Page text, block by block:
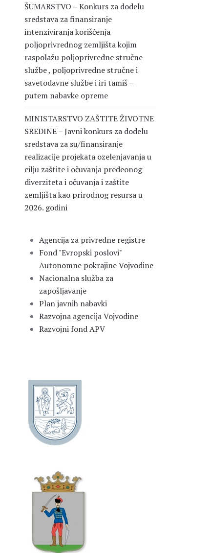
ŠUMARSTVO – Konkurs za dodelu
sredstava za finansiranje
intenziviranja korišćenja
poljoprivrednog zemljišta kojim
raspolažu poljoprivredne stručne
službe , poljoprivredne stručne i
savetodavne službe i iri tamiš ‒
putem nabavke opreme
MINISTARSTVO ZAŠTITE ŽIVOTNE
SREDINE – Javni konkurs za dodelu
sredstava za su/finansiranje
realizacije projekata ozelenjavanja u
cilju zaštite i očuvanja predeonog
diverziteta i očuvanja i zaštite
zemljišta kao prirodnog resursa u
2026. godini
Agencija za privredne registre
Fond "Evropski poslovi"
Autonomne pokrajine Vojvodine
Nacionalna služba za
zapošljavanje
Plan javnih nabavki
Razvojna agencija Vojvodine
Razvojni fond APV